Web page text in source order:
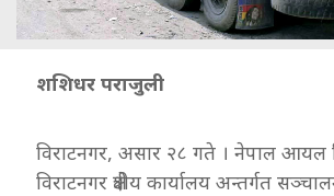
शशिधर पराजुली
विराटनगर, असार २८ गते । नेपाल आयल
विराटनगर क्षेत्रीय कार्यालय अन्तर्गत